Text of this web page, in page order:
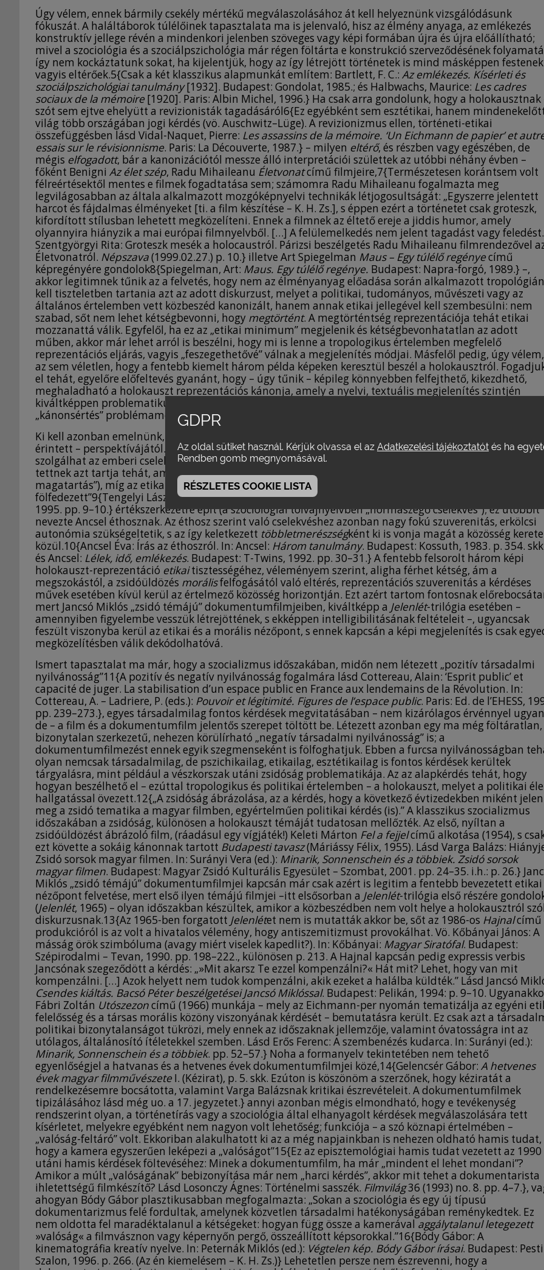
Úgy vélem, ennek bármily csekély mértékű megválaszolásához át kell helyeznünk vizsgálódásunk
fókuszát. A haláltáborok túlélőinek tapasztalata ma is jelenvaló, hisz az élmény anyaga, az emlékezés
konstruktív jellege révén a mindenkori jelenben szöveges vagy képi formában újra és újra előállítható;
mivel a szociológia és a szociálpszichológia már régen föltárta e konstrukció szerveződésének
így nem kockáztatunk sokat, ha kijelentjük, hogy az így létrejött történetek is mind másképpen
vagyis eltérőek.5{Csak a két klasszikus alapmunkát említem: Bartlett, F. C.: Az emlékezés. Kísérleti és
szociálpszichológiai tanulmány[1932]. Budapest: Gondolat, 1985.; és Halbwachs, Maurice: Les cadres
sociaux de la mémoire[1920]. Paris: Albin Michel, 1996.} Ha csak arra gondolunk, hogy a holokausztnak
szót sem ejtve ehelyütt a revizionisták tagadásáról6{Ez egyébként sem esztétikai, hanem
világ több országában jogi kérdés (vö. Auschwitz–Lüge). A revizionizmus ellen, történeti-etikai
összefüggésben lásd Vidal-Naquet, Pierre: Les assassins de la mémoire. ‘Un Eichmann de papier’ et
essais sur le révisionnisme. Paris: La Découverte, 1987.} – milyen eltérő, és részben vagy egészében, de
mégis elfogadott, bár a kanonizációtól messze álló interpretációi születtek az utóbbi néhány évben –
főként Benigni Az élet szép, Radu Mihaileanu Életvonatcímű filmjeire,7{Természetesen korántsem volt
félreértésektől mentes e filmek fogadtatása sem; számomra Radu Mihaileanu fogalmazta meg
legvilágosabban az általa alkalmazott mozgóképnyelvi technikák létjogosultságát: „Egyszerre jelentett
harcot és fájdalmas élményeket [ti. a film készítése – K. H. Zs.], s éppen ezért a történetet csak groteszk,
kifordított stílusban lehetett megközelíteni. Ennek a filmnek az éltető ereje a jiddis humor, amely
olyannyira hiányzik a mai európai filmnyelvből. […] A felülemelkedés nem jelent tagadást vagy
Szentgyörgyi Rita: Groteszk mesék a holocaustról. Párizsi beszélgetés Radu Mihaileanu filmrendezővel
Életvonatról. Népszava(1999.02.27.) p. 10.} illetve Art Spiegelman Maus – Egy túlélő regényecímű
képregényére gondolok8{Spiegelman, Art: Maus. Egy túlélő regénye. Budapest: Napra-forgó, 1989.} –,
akkor legitimnek tűnik az a felvetés, hogy nem az élményanyag előadása során alkalmazott
kell tiszteletben tartania azt az adott diskurzust, melyet a politikai, tudományos, művészeti vagy az
általános értelemben vett közbeszéd kanonizált, hanem annak etikai jellegével kell szembesülni: nem
szabad, sőt nem lehet kétségbevonni, hogy megtörtént. A megtörténtség reprezentációja tehát etikai
mozzanattá válik. Egyfelől, ha ez az „etikai minimum” megjelenik és kétségbevonhatatlan az adott
műben, akkor már lehet arról is beszélni, hogy mi is lenne a tropologikus értelemben megfelelő
reprezentációs eljárás, vagyis „feszegethetővé” válnak a megjelenítés módjai. Másfelől pedig, úgy vélem,
az sem véletlen, hogy a fentebb kiemelt három példa képeken keresztül beszél a holokausztról.
el tehát, egyelőre előfeltevés gyanánt, hogy – úgy tűnik – képileg könnyebben felfejthető, kikezdhető,
meghaladható a holokauszt reprezentációs kánonja, amely a nyelvi, textuális megjelenítés szintjén
kiváltképpen problematikusnak bizonyult. (Ugyanakkor ez természetesen nem jelenti azt, hogy a képi
„kánonsértés” problémamentes lenne.)
Ki kell azonban emelnünk, hogy itt az
érintett – perspektívájától. Ancsel Éva több írásában is azt az etikai rendezőelvet kereste, amely
szolgálhat az emberi cselekedetnek; ebben az értelemben azonban az etika épp a morál ellentéte.
tettnek azt tartja tehát, ami az elvárásoknak megfelel (szociológiai értelemben ez a „normakövető
magatartás”), míg az etikai beállítódás nyomán véghezvitt cselekmény belső, „tradícióként
fölfedezett”9{Tengelyi László: Előszó. In: Ancsel Éva:Az élet mint ismeretlen történet
1995. pp. 9–10.} értékszerkezetre épít (a szociológiai tolvajnyelvben „normaszegő cselekvés”); ez utóbbit
nevezte Ancsel éthosznak. Az éthosz szerint való cselekvéshez azonban nagy fokú szuverenitás, erkölcsi
autonómia szükségeltetik, s az így keletkezett többletmerészségként ki is vonja magát a közösség
közül.10{Ancsel Éva: Írás az éthoszról. In: Ancsel: Három tanulmány. Budapest: Kossuth, 1983. p. 354.
és Ancsel: Lélek, idő, emlékezés. Budapest: T-Twins, 1992. pp. 30–31.} A fentebb felsorolt három képi
holokauszt-reprezentáció etikaitisztességéhez, véleményem szerint, aligha férhet kétség, ám a
megszokástól, a zsidóüldözés morálisfelfogásától való eltérés, reprezentációs szuverenitás a kérdéses
művek esetében kívül kerül az értelmező közösség horizontján. Ezt azért tartom fontosnak
mert Jancsó Miklós „zsidó témájú” dokumentumfilmjeiben, kiváltképp a Jelenlét-trilógia esetében –
amennyiben figyelembe vesszük létrejöttének, s ekképpen intelligibilitásának feltételeit –, ugyancsak
feszült viszonyba kerül az etikai és a morális nézőpont, s ennek kapcsán a képi megjelenítés is csak
megközelítésben válik dekódolhatóvá.
Ismert tapasztalat ma már, hogy a szocializmus időszakában, midőn nem létezett „pozitív társadalmi
nyilvánosság”11{A pozitív és negatív nyilvánosság fogalmára lásd Cottereau, Alain: ‘Esprit public’ et
capacité de juger. La stabilisation d’un espace public en France aux lendemains de la Révolution. In:
Cottereau, A. – Ladriere, P. (eds.): Pouvoir et légitimité. Figures de l’espace public. Paris: Ed. de l’EHESS,
pp. 239–273.}, egyes társadalmilag fontos kérdések megvitatásában – nem kizárólagos érvénnyel
de – a film és a dokumentumfilm jelentős szerepet töltött be. Létezett azonban egy ma még föltáratlan,
bizonytalan szerkezetű, nehezen körülírható „negatív társadalmi nyilvánosság” is; a
dokumentumfilmezést ennek egyik szegmenseként is fölfoghatjuk. Ebben a furcsa nyilvánosságban
olyan nemcsak társadalmilag, de pszichikailag, etikailag, esztétikailag is fontos kérdések kerültek
tárgyalásra, mint például a vészkorszak utáni zsidóság problematikája. Az az alapkérdés tehát, hogy
hogyan beszélhető el – ezúttal tropologikus és politikai értelemben – a holokauszt, melyet a politikai
hallgatással övezett.12{„A zsidóság ábrázolása, az a kérdés, hogy a következő évtizedekben miként
meg a zsidó tematika a magyar filmben, egyértelműen politikai kérdés (is).” A klasszikus szocializmus
időszakában a zsidóság, különösen a holokauszt témáját tudatosan mellőzték. Az első, nyíltan a
zsidóüldözést ábrázoló film, (ráadásul egy vígjáték!) Keleti Márton Fel a fejjelcímű alkotása (1954), s
ezt követte a sokáig kánonnak tartott Budapesti tavasz(Máriássy Félix, 1955). Lásd Varga Balázs:
Zsidó sorsok magyar filmen. In: Surányi Vera (ed.): Minarik, Sonnenschein és a többiek. Zsidó sorsok
magyar filmen. Budapest: Magyar Zsidó Kulturális Egyesület – Szombat, 2001. pp. 24–35. i.h.: p. 26.}
Miklós „zsidó témájú” dokumentumfilmjei kapcsán már csak azért is legitim a fentebb bevezetett etikai
nézőpont felvetése, mert első ilyen témájú filmjei –itt elsősorban a Jelenlét-trilógia első részére
(Jelenlét, 1965) – olyan időszakban készültek, amikor a közbeszédben nem volt helye a holokausztról
diskurzusnak.13{Az 1965-ben forgatott Jelenlétet nem is mutatták akkor be, sőt az 1986-os Hajnalcímű
produkcióról is az volt a hivatalos vélemény, hogy antiszemitizmust provokálhat. Vö. Kőbányai János: A
másság örök szimbóluma (avagy miért viselek kapedlit?). In: Kőbányai: Magyar Siratófal. Budapest:
Szépirodalmi – Tevan, 1990. pp. 198–222., különösen p. 213. A Hajnal kapcsán pedig expressis verbis
Jancsónak szegeződött a kérdés: „»Mit akarsz Te ezzel kompenzálni?« Hát mit? Lehet, hogy van mit
kompenzálni. […] Azok helyett nem tudok kompenzálni, akik ezeket a halálba küldték.” Lásd Jancsó
Csendes kiáltás. Bacsó Péter beszélgetései Jancsó Miklóssal. Budapest: Pelikán, 1994: p. 9–10.
Fábri Zoltán Utószezoncímű (1966) munkája – mely az Eichmann-per nyomán tematizálja az egyéni
felelősség és a társas morális közöny viszonyának kérdését – bemutatásra került. Ez csak azt a
politikai bizonytalanságot tükrözi, mely ennek az időszaknak jellemzője, valamint óvatosságra int az
utólagos, általánosító ítéletekkel szemben. Lásd Erős Ferenc: A szembenézés kudarca. In: Surányi (ed.):
Minarik, Sonnenschein és a többiek. pp. 52–57.} Noha a formanyelv tekintetében nem tehető
egyenlőségjel a hatvanas és a hetvenes évek dokumentumfilmjei közé,14{Gelencsér Gábor: A hetvenes
évek magyar filmművészeteI. (Kézirat), p. 5. skk. Ezúton is köszönöm a szerzőnek, hogy kéziratát a
rendelkezésemre bocsátotta, valamint Varga Balázsnak kritikai észrevételeit. A dokumentumfilmek
tipizálásához lásd még uo. a 17. jegyzetet.} annyi azonban mégis elmondható, hogy e tevékenység
rendszerint olyan, a történetírás vagy a szociológia által elhanyagolt kérdések megválaszolására tett
kísérletet, melyekre egyébként nem nagyon volt lehetőség; funkciója – a szó köznapi értelmében –
„valóság-feltáró” volt. Ekkoriban alakulhatott ki az a még napjainkban is nehezen oldható hamis tudat,
hogy a kamera egyszerűen leképezi a „valóságot”15{Ez az episztemológiai hamis tudat vezetett az 1990
utáni hamis kérdések föltevéséhez: Minek a dokumentumfilm, ha már „mindent el lehet mondani”?
Amikor a múlt „valóságának” bebizonyítása már nem „harci kérdés”, akkor mit tehet a dokumentarista
ihletettségű filmkészítő? Lásd Losonczy Ágnes: Történelmi sasszék. Filmvilág36 (1993) no. 8. pp. 4–7.},
ahogyan Bódy Gábor plasztikusabban megfogalmazta: „Sokan a szociológia és egy új típusú
dokumentarizmus felé fordultak, amelynek közvetlen társadalmi hatékonyságában reménykedtek. Ez
nem oldotta fel maradéktalanul a kétségeket: hogyan függ össze a kamerával aggálytalanul letegezett
»valóság« a filmvásznon vagy képernyőn pergő, összeállított képsorokkal.”16{Bódy Gábor: A
kinematográfia kreatív nyelve. In: Peternák Miklós (ed.): Végtelen kép. Bódy Gábor írásai. Budapest: Pesti
Szalon, 1996. p. 266. (Az én kiemelésem – K. H. Zs.)} Lehetetlen persze nem észrevenni, hogy a
GDPR
Az oldal sütiket használ. Kérjük olvassa el az Adatkezelési tájékoztatót és ha
Rendben gomb megnyomásával.
RÉSZLETES COOKIE LISTA